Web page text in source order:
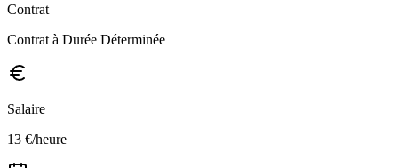
Contrat
Contrat à Durée Déterminée
Salaire
13 €/heure